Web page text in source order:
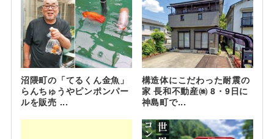
沼隈町の「てるくん金魚」
らんちゅうやピンポンパー
ルを販売 ...
構造体にこだわった耐震の
家 長和不動産㈱ 8・9日に
神島町で...